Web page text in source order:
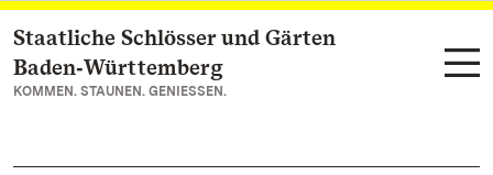
Zum Hauptinhalt springen
Staatliche Schlösser und Gärten
Baden‑Württemberg
KOMMEN. STAUNEN. GENIESSEN.